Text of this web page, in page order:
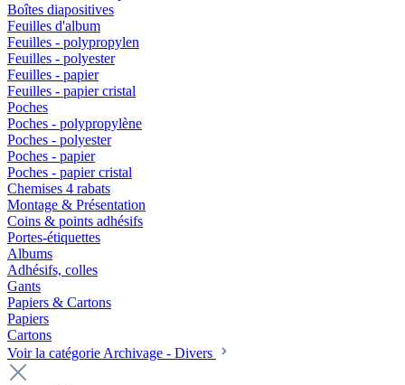
Boîtes diapositives
Feuilles d'album
Feuilles - polypropylen
Feuilles - polyester
Feuilles - papier
Feuilles - papier cristal
Poches
Poches - polypropylène
Poches - polyester
Poches - papier
Poches - papier cristal
Chemises 4 rabats
Montage & Présentation
Coins & points adhésifs
Portes-étiquettes
Albums
Adhésifs, colles
Gants
Papiers & Cartons
Papiers
Cartons
Voir la catégorie Archivage - Divers